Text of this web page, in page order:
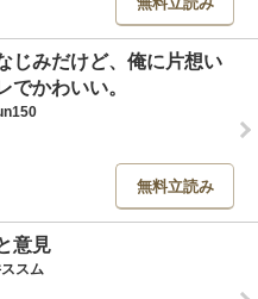
じみだけど、俺に片想い
でかわいい。
無料立読み
意見
スム